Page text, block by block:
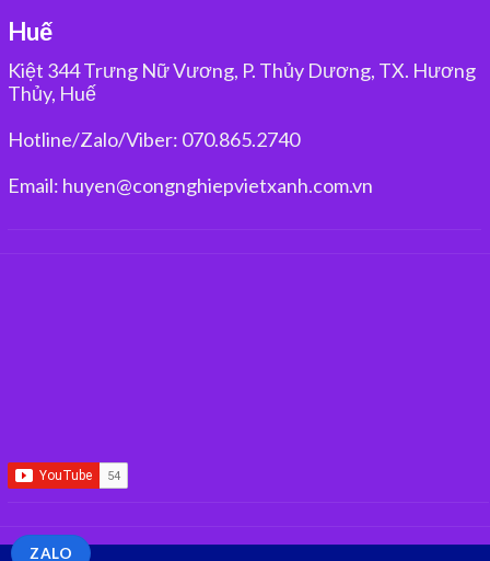
Huế
Kiệt 344 Trưng Nữ Vương, P. Thủy Dương, TX. Hương
Thủy, Huế
Hotline/Zalo/Viber: 070.865.2740
Email: huyen@congnghiepvietxanh.com.vn
ZALO